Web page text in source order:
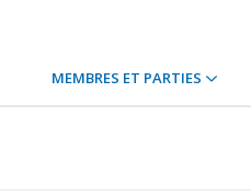
MEMBRES ET PARTIES